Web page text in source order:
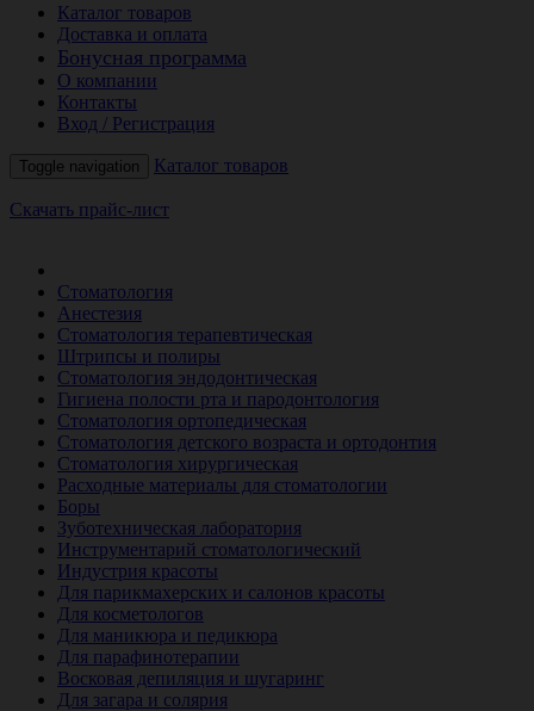
Каталог товаров
Доставка и оплата
Бонусная программа
О компании
Контакты
Вход / Регистрация
Toggle navigation Каталог товаров
Скачать прайс-лист
Стоматология
Анестезия
Стоматология терапевтическая
Штрипсы и полиры
Стоматология эндодонтическая
Гигиена полости рта и пародонтология
Стоматология ортопедическая
Стоматология детского возраста и ортодонтия
Стоматология хирургическая
Расходные материалы для стоматологии
Боры
Зуботехническая лаборатория
Инструментарий стоматологический
Индустрия красоты
Для парикмахерских и салонов красоты
Для косметологов
Для маникюра и педикюра
Для парафинотерапии
Восковая депиляция и шугаринг
Для загара и солярия